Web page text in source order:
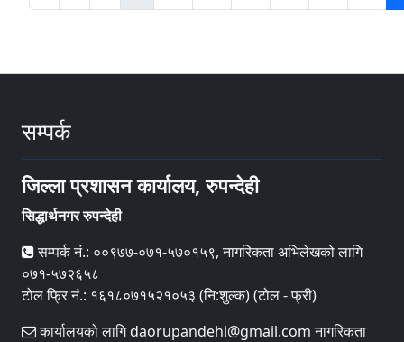
सम्पर्क
जिल्ला प्रशासन कार्यालय, रुपन्देही
सिद्धार्थनगर रुपन्देही
सम्पर्क नं.: ००९७७-०७१-५७०१५९, नागरिकता अभिलेखको लागि
०७१-५७२६५८
टोल फ्रि नं.: १६१८०७१५२१०५३ (नि:शुल्क) (टोल - फ्री)
कार्यालयको लागि daorupandehi@gmail.com नागरिकता